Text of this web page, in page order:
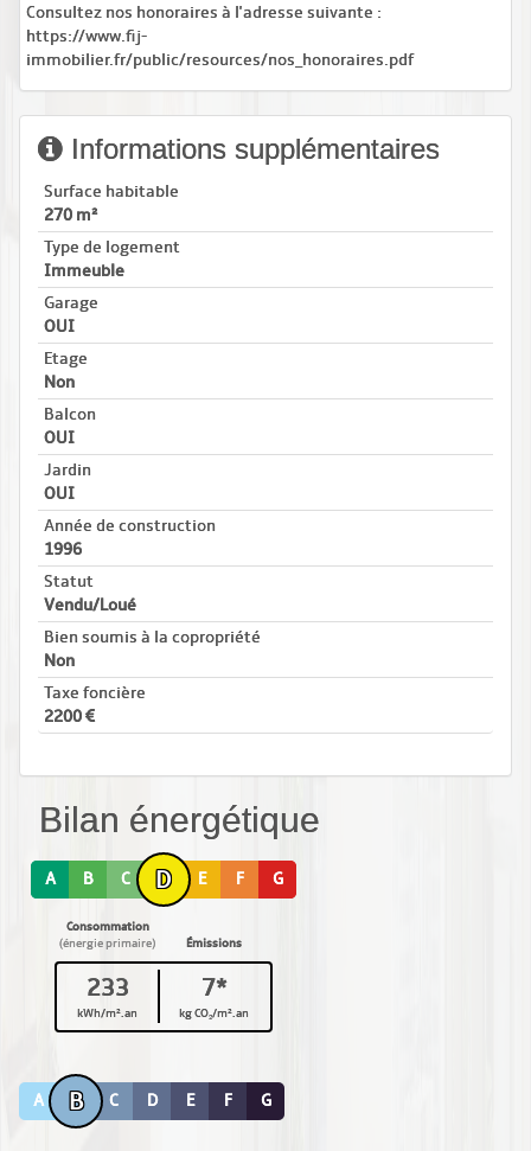
Consultez nos honoraires à l'adresse suivante :
https://www.fij-
immobilier.fr/public/resources/nos_honoraires.pdf
Informations supplémentaires
Surface habitable
270 m²
Type de logement
Immeuble
Garage
OUI
Etage
Non
Balcon
OUI
Jardin
OUI
Année de construction
1996
Statut
Vendu/Loué
Bien soumis à la copropriété
Non
Taxe foncière
2200
Bilan énergétique
A B C
233
kWh/m².an
Consommation
(énergie primaire)
7*
kg CO₂/m².an
Émissions
D E F G
A B C D E F G